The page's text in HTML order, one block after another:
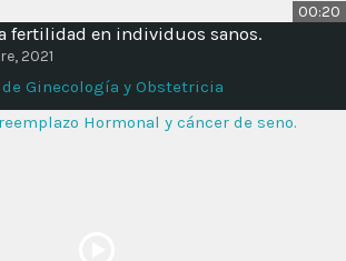
00:20
fertilidad en individuos sanos.
2021
Ginecología y Obstetricia